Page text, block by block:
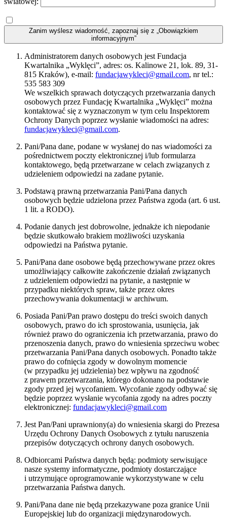
Zanim wyślesz wiadomość, zapoznaj się z „Obowiązkiem
informacyjnym”
Administratorem danych osobowych jest Fundacja
Kwartalnika „Wyklęci”, adres: os. Kalinowe 21, lok. 89, 31-
815 Kraków), e-mail: fundacjawykleci@gmail.com, nr tel.:
535 583 309
We wszelkich sprawach dotyczących przetwarzania danych
osobowych przez Fundację Kwartalnika „Wyklęci” można
kontaktować się z wyznaczonym w tym celu Inspektorem
Ochrony Danych poprzez wysłanie wiadomości na adres:
fundacjawykleci@gmail.com.
Pani/Pana dane, podane w wysłanej do nas wiadomości za
pośrednictwem poczty elektronicznej i/lub formularza
kontaktowego, będą przetwarzane w celach związanych z
udzieleniem odpowiedzi na zadane pytanie.
Podstawą prawną przetwarzania Pani/Pana danych
osobowych będzie udzielona przez Państwa zgoda (art. 6 ust.
1 lit. a RODO).
Podanie danych jest dobrowolne, jednakże ich niepodanie
będzie skutkowało brakiem możliwości uzyskania
odpowiedzi na Państwa pytanie.
Pani/Pana dane osobowe będą przechowywane przez okres
umożliwiający całkowite zakończenie działań związanych
z udzieleniem odpowiedzi na pytanie, a następnie w
przypadku niektórych spraw, także przez okres
przechowywania dokumentacji w archiwum.
Posiada Pani/Pan prawo dostępu do treści swoich danych
osobowych, prawo do ich sprostowania, usunięcia, jak
również prawo do ograniczenia ich przetwarzania, prawo do
przenoszenia danych, prawo do wniesienia sprzeciwu wobec
przetwarzania Pani/Pana danych osobowych. Ponadto także
prawo do cofnięcia zgody w dowolnym momencie
(w przypadku jej udzielenia) bez wpływu na zgodność
z prawem przetwarzania, którego dokonano na podstawie
zgody przed jej wycofaniem. Wycofanie zgody odbywać się
będzie poprzez wysłanie wycofania zgody na adres poczty
elektronicznej: fundacjawykleci@gmail.com
Jest Pan/Pani uprawniony(a) do wniesienia skargi do Prezesa
Urzędu Ochrony Danych Osobowych z tytułu naruszenia
przepisów dotyczących ochrony danych osobowych.
Odbiorcami Państwa danych będą: podmioty serwisujące
nasze systemy informatyczne, podmioty dostarczające
i utrzymujące oprogramowanie wykorzystywane w celu
przetwarzania Państwa danych.
Pani/Pana dane nie będą przekazywane poza granice Unii
Europejskiej lub do organizacji międzynarodowych.